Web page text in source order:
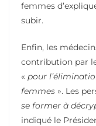
femmes
subir.
Enfin, les
contribution par
« pour
femmes ». Les
se former à
indiqué le